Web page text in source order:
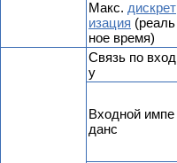
Макс. дискрет
изация (реаль
ное время)
Связь по вход
у
Входной импе
данс